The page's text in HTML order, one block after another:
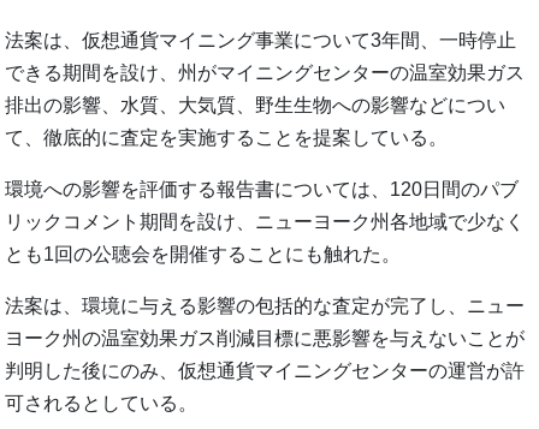
法案は、仮想通貨マイニング事業について3年間、一時停止
できる期間を設け、州がマイニングセンターの温室効果ガス
排出の影響、水質、大気質、野生生物への影響などについ
て、徹底的に査定を実施することを提案している。
環境への影響を評価する報告書については、120日間のパブ
リックコメント期間を設け、ニューヨーク州各地域で少なく
とも1回の公聴会を開催することにも触れた。
法案は、環境に与える影響の包括的な査定が完了し、ニュー
ヨーク州の温室効果ガス削減目標に悪影響を与えないことが
判明した後にのみ、仮想通貨マイニングセンターの運営が許
可されるとしている。